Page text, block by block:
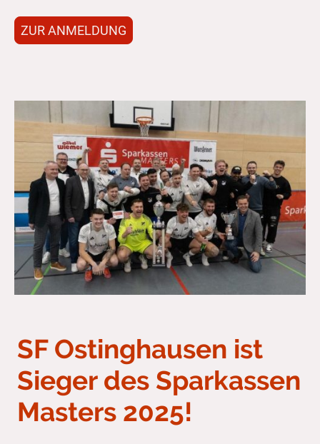
ZUR ANMELDUNG
SF Ostinghausen ist
Sieger des Sparkassen
Masters 2025!